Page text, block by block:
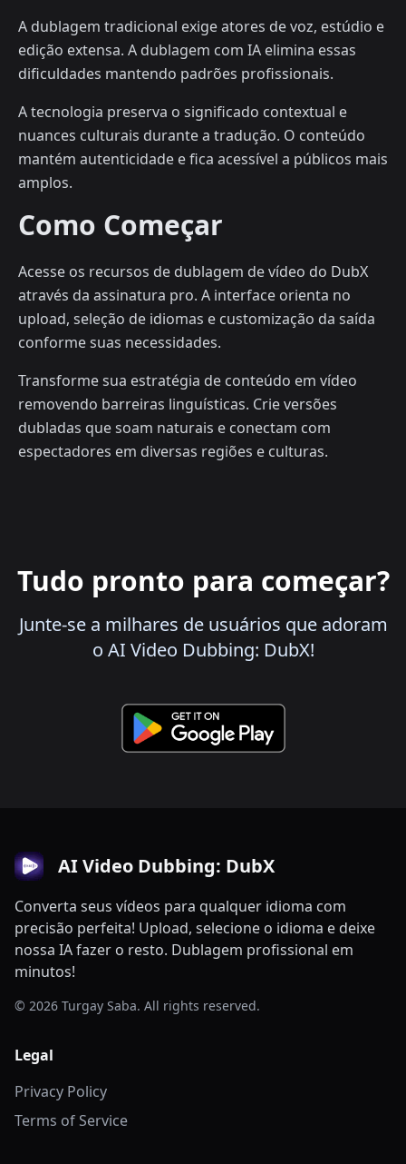
A dublagem tradicional exige atores de voz, estúdio e
edição extensa. A dublagem com IA elimina essas
dificuldades mantendo padrões profissionais.
A tecnologia preserva o significado contextual e
nuances culturais durante a tradução. O conteúdo
mantém autenticidade e fica acessível a públicos mais
amplos.
Como Começar
Acesse os recursos de dublagem de vídeo do DubX
através da assinatura pro. A interface orienta no
upload, seleção de idiomas e customização da saída
conforme suas necessidades.
Transforme sua estratégia de conteúdo em vídeo
removendo barreiras linguísticas. Crie versões
dubladas que soam naturais e conectam com
espectadores em diversas regiões e culturas.
Tudo pronto para começar?
Junte-se a milhares de usuários que adoram
o AI Video Dubbing: DubX!
AI Video Dubbing: DubX
Converta seus vídeos para qualquer idioma com
precisão perfeita! Upload, selecione o idioma e deixe
nossa IA fazer o resto. Dublagem profissional em
minutos!
© 2026 Turgay Saba. All rights reserved.
Legal
Privacy Policy
Terms of Service